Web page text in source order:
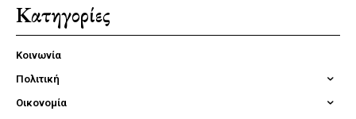
Κατηγορίες
Κοινωνία
Πολιτική
Οικονομία